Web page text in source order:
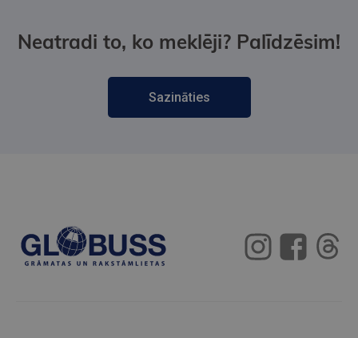
Neatradi to, ko meklēji? Palīdzēsim!
Sazināties